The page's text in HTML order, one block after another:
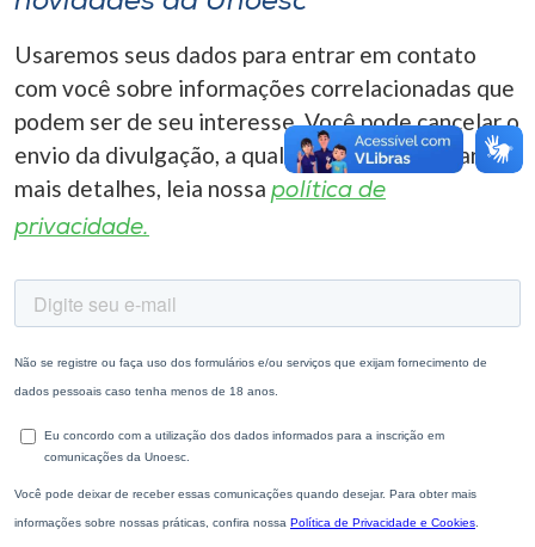
Usaremos seus dados para entrar em contato
com você sobre informações correlacionadas que
podem ser de seu interesse. Você pode cancelar o
envio da divulgação, a qualquer momento. Para
mais detalhes, leia nossa política de
privacidade.